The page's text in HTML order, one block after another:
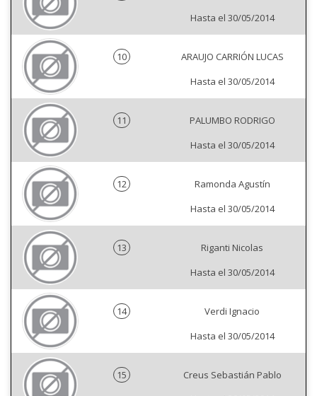
Hasta el 30/05/2014
10
ARAUJO CARRIÓN LUCAS
Hasta el 30/05/2014
11
PALUMBO RODRIGO
Hasta el 30/05/2014
12
Ramonda Agustín
Hasta el 30/05/2014
13
Riganti Nicolas
Hasta el 30/05/2014
14
Verdi Ignacio
Hasta el 30/05/2014
15
Creus Sebastián Pablo